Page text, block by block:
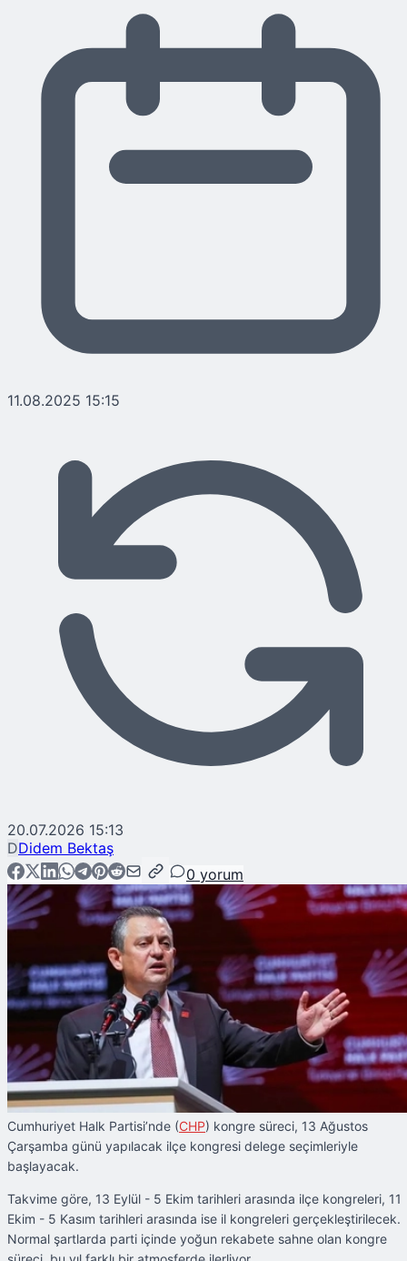
11.08.2025 15:15
20.07.2026 15:13
DDidem Bektaş
0 yorum
Cumhuriyet Halk Partisi’nde (CHP) kongre süreci, 13 Ağustos
Çarşamba günü yapılacak ilçe kongresi delege seçimleriyle
başlayacak.
Takvime göre, 13 Eylül - 5 Ekim tarihleri arasında ilçe kongreleri, 11
Ekim - 5 Kasım tarihleri arasında ise il kongreleri gerçekleştirilecek.
Normal şartlarda parti içinde yoğun rekabete sahne olan kongre